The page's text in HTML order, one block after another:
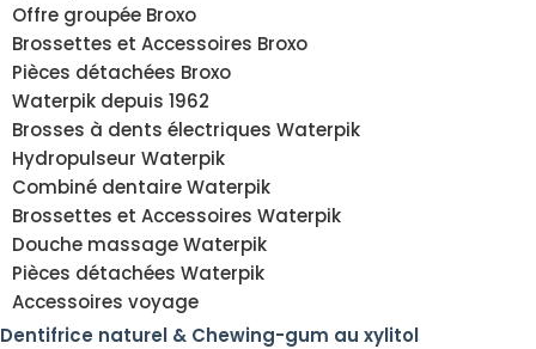
Offre groupée Broxo
Brossettes et Accessoires Broxo
Pièces détachées Broxo
Waterpik depuis 1962
Brosses à dents électriques Waterpik
Hydropulseur Waterpik
Combiné dentaire Waterpik
Brossettes et Accessoires Waterpik
Douche massage Waterpik
Pièces détachées Waterpik
Accessoires voyage
Dentifrice naturel & Chewing-gum au xylitol